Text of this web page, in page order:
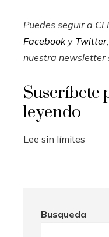
Puedes seguir a
Facebooky Twitter
nuestra newsletter
Suscríbete
leyendo
Lee sin límites
Busqueda